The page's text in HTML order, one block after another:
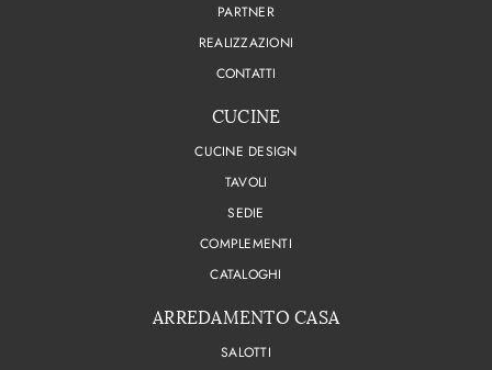
PARTNER
REALIZZAZIONI
CONTATTI
CUCINE
CUCINE DESIGN
TAVOLI
SEDIE
COMPLEMENTI
CATALOGHI
ARREDAMENTO CASA
SALOTTI